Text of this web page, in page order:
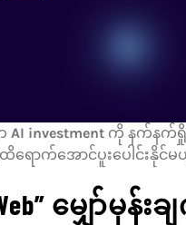
AI investmentကို နက်နက်ရှိုင်
ာက်အောင်ပူးပေါင်းနိုင်
မျှော်မှန်း